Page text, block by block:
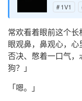
1V1
常欢看着眼前这个
眼观鼻，鼻观心，
否决、憋着一口气
狗？」
「嗯。」